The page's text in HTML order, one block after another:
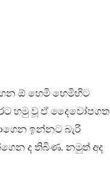
ඕ හෙමි හෙමිහිට
හමු වූ ඒ දෛවෝපගත
ඉන්නට බැරි
ද තිබිණ. නමුත් අද